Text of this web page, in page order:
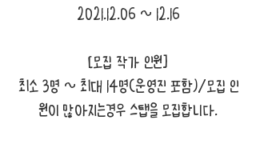
2021.12.06 ~ 12.16
[모집 작가 인원]
최소 3명 ~ 최대 14명(운영진 포함)/모집 인
원이 많아지는경우 스탭을 모집합니다.